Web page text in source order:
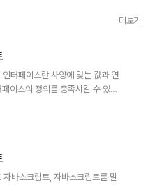
더보기
페이스란 사양에 맞는 값과 연
이스의 정의를 충족시킬 수 있다.
받아 불린 결과를 반환하는 함수
이라는 키를 갖고 있다. 이 중
라 불린값을 반환한다. ..
바스크립트, 자바스크립트를 말